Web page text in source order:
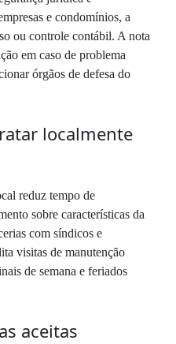
e condomínios, a
ou controle contábil. A nota
em caso de problema
órgãos de defesa do
localmente
reduz tempo de
sobre características da
com síndicos e
visitas de manutenção
de semana e feriados
aceitas